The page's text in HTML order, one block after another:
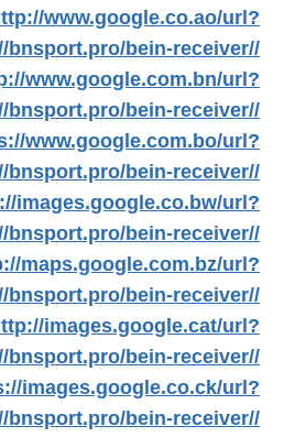
www.google.co.ao/url?
bnsport.pro/bein-receiver//
www.google.com.bn/url?
bnsport.pro/bein-receiver//
www.google.com.bo/url?
bnsport.pro/bein-receiver//
images.google.co.bw/url?
bnsport.pro/bein-receiver//
maps.google.com.bz/url?
bnsport.pro/bein-receiver//
images.google.cat/url?
bnsport.pro/bein-receiver//
images.google.co.ck/url?
bnsport.pro/bein-receiver//